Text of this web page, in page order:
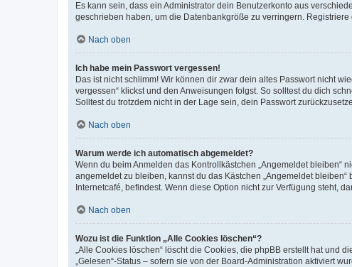
Es kann sein, dass ein Administrator dein Benutzerkonto aus
geschrieben haben, um die Datenbankgröße zu verringern.
Nach oben
Ich habe mein Passwort vergessen!
Das ist nicht schlimm! Wir können dir zwar dein altes Passwort nicht
vergessen“ klickst und den Anweisungen folgst. So solltest du dich
Solltest du trotzdem nicht in der Lage sein, dein Passwort
Nach oben
Warum werde ich automatisch abgemeldet?
Wenn du beim Anmelden das Kontrollkästchen „Angemeldet bleiben“
angemeldet zu bleiben, kannst du das Kästchen „Angemeldet
Internetcafé, befindest. Wenn diese Option nicht zur Verfügung steht,
Nach oben
Wozu ist die Funktion „Alle Cookies löschen“?
„Alle Cookies löschen“ löscht die Cookies, die phpBB erstellt hat und
„Gelesen“-Status – sofern sie von der Board-Administration aktiviert